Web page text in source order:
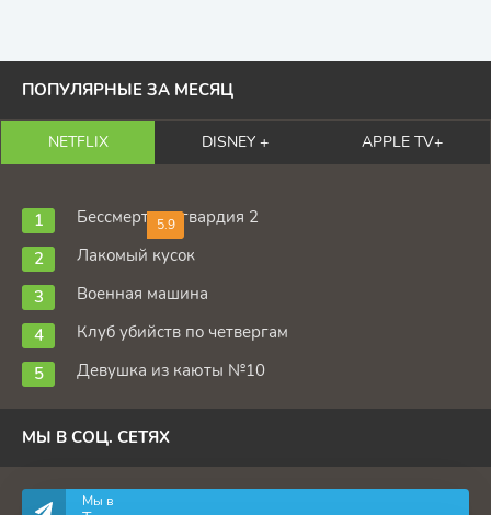
ПОПУЛЯРНЫЕ ЗА МЕСЯЦ
NETFLIX DISNEY + APPLE TV+
5.9
Бессмертная гвардия 2
Лакомый кусок
Военная машина
Клуб убийств по четвергам
Девушка из каюты №10
МЫ В СОЦ. СЕТЯХ
Мы в